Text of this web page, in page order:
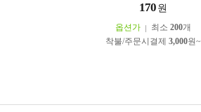
170 원
옵션가 최소 200개
착불/주문시결제 3,000원~